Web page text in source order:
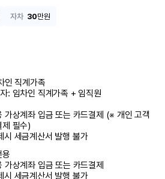
자차 30만원
인 직계가족
: 임차인 직계가족 + 임직원
가상계좌 입금 또는 카드결제 (※ 개인 고객
제 필수)
시 세금계산서 발행 불가
용
가상계좌 입금 또는 카드결제
시 세금계산서 발행 불가